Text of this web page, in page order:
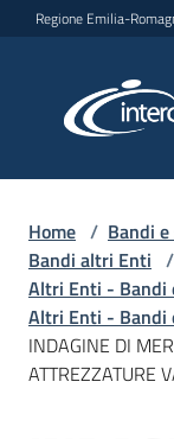
Vai al contenuto
Vai alla navigazione
Vai al footer
Regione Emilia-
L'Agenzia
Bandi
Home / Bandi
Bandi altri Enti /
Altri Enti - Bandi
Altri Enti - Bandi
INDAGINE DI
ATTREZZATURE